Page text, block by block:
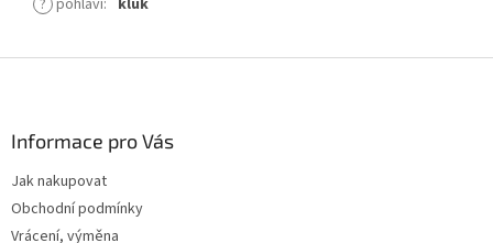
? pohlaví: kluk
Informace pro Vás
Jak nakupovat
Obchodní podmínky
Vrácení, výměna